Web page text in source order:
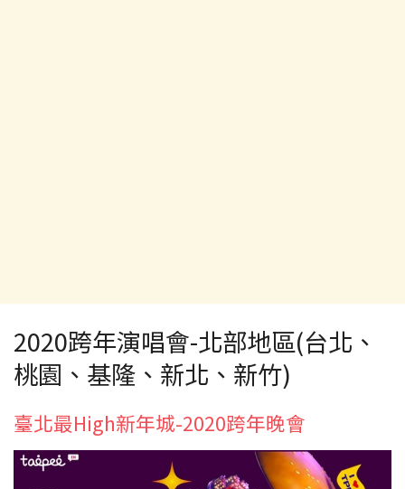
2020跨年演唱會-北部地區(台北、
桃園、基隆、新北、新竹)
臺北最High新年城-2020跨年晚會